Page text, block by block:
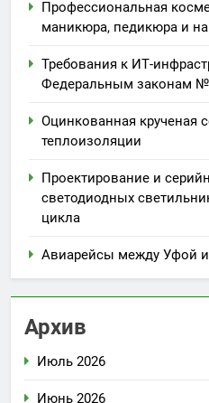
Профессиональная
маникюра, педикюра и
Требования к ИТ-
Федеральным законам
Оцинкованная крученая
теплоизоляции
Проектирование и
светодиодных
цикла
Авиарейсы между Уфой
Архив
Июль 2026
Июнь 2026